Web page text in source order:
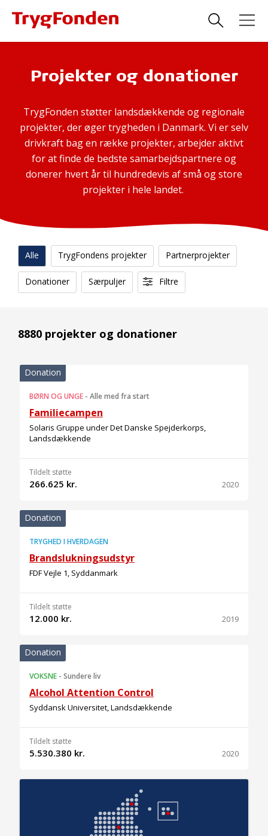
Projekter og donationer
TrygFonden støtter landsdækkende og regionale
projekter, der øger trygheden i Danmark. Vi er selv
drivkraft bag en række projekter, arbejder aktivt
for at finde de bedste samarbejdspartnere og
donerer hvert år til hundredevis af små og store
projekter i hele landet.
Alle TrygFondens projekter Partnerprojekter
Donationer Særpuljer Filtre
8880 projekter og donationer
Donation
BØRN OG UNGE - Alle med fra start
Familiecampen
Solaris Gruppe under Det Danske Spejderkorps,
Landsdækkende
Tildelt støtte
266.625 kr. 2020
Donation
TRYGHED I HVERDAGEN
Brandslukningsudstyr
FDF Vejle 1, Syddanmark
Tildelt støtte
12.000 kr. 2019
Donation
VOKSNE - Sundere liv
Alcohol Attention Control
Syddansk Universitet, Landsdækkende
Tildelt støtte
5.530.380 kr. 2020